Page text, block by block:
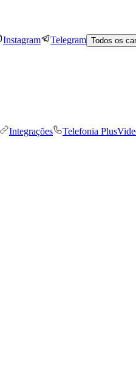
Instagram Telegram Todos os
Integrações Telefonia Plus